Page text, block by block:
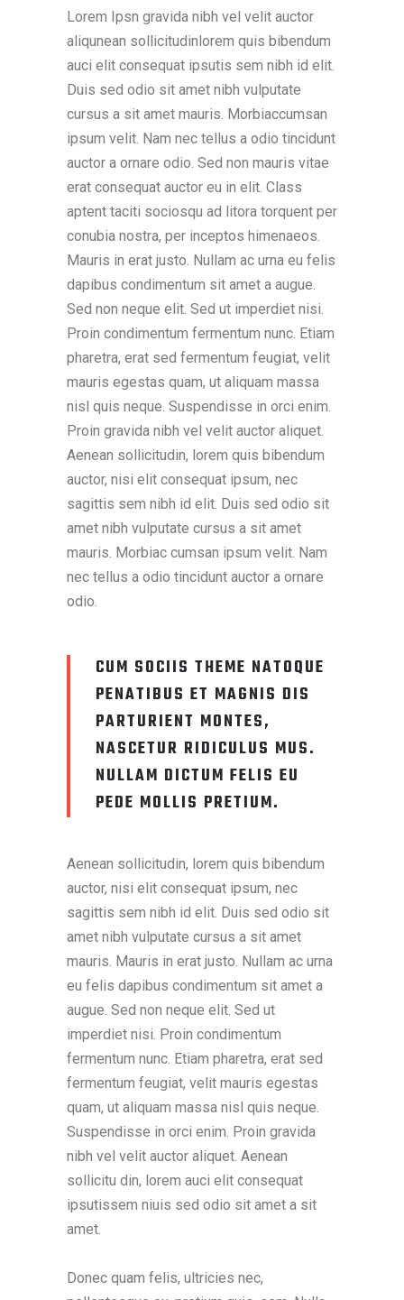
Lorem Ipsn gravida nibh vel velit auctor
aliqunean sollicitudinlorem quis bibendum
auci elit consequat ipsutis sem nibh id elit.
Duis sed odio sit amet nibh vulputate
cursus a sit amet mauris. Morbiaccumsan
ipsum velit. Nam nec tellus a odio tincidunt
auctor a ornare odio. Sed non mauris vitae
erat consequat auctor eu in elit. Class
aptent taciti sociosqu ad litora torquent per
conubia nostra, per inceptos himenaeos.
Mauris in erat justo. Nullam ac urna eu felis
dapibus condimentum sit amet a augue.
Sed non neque elit. Sed ut imperdiet nisi.
Proin condimentum fermentum nunc. Etiam
pharetra, erat sed fermentum feugiat, velit
mauris egestas quam, ut aliquam massa
nisl quis neque. Suspendisse in orci enim.
Proin gravida nibh vel velit auctor aliquet.
Aenean sollicitudin, lorem quis bibendum
auctor, nisi elit consequat ipsum, nec
sagittis sem nibh id elit. Duis sed odio sit
amet nibh vulputate cursus a sit amet
mauris. Morbiac cumsan ipsum velit. Nam
nec tellus a odio tincidunt auctor a ornare
odio.
CUM SOCIIS THEME NATOQUE
PENATIBUS ET MAGNIS DIS
PARTURIENT MONTES,
NASCETUR RIDICULUS MUS.
NULLAM DICTUM FELIS EU
PEDE MOLLIS PRETIUM.
Aenean sollicitudin, lorem quis bibendum
auctor, nisi elit consequat ipsum, nec
sagittis sem nibh id elit. Duis sed odio sit
amet nibh vulputate cursus a sit amet
mauris. Mauris in erat justo. Nullam ac urna
eu felis dapibus condimentum sit amet a
augue. Sed non neque elit. Sed ut
imperdiet nisi. Proin condimentum
fermentum nunc. Etiam pharetra, erat sed
fermentum feugiat, velit mauris egestas
quam, ut aliquam massa nisl quis neque.
Suspendisse in orci enim. Proin gravida
nibh vel velit auctor aliquet. Aenean
sollicitu din, lorem auci elit consequat
ipsutissem niuis sed odio sit amet a sit
amet.
Donec quam felis, ultricies nec,